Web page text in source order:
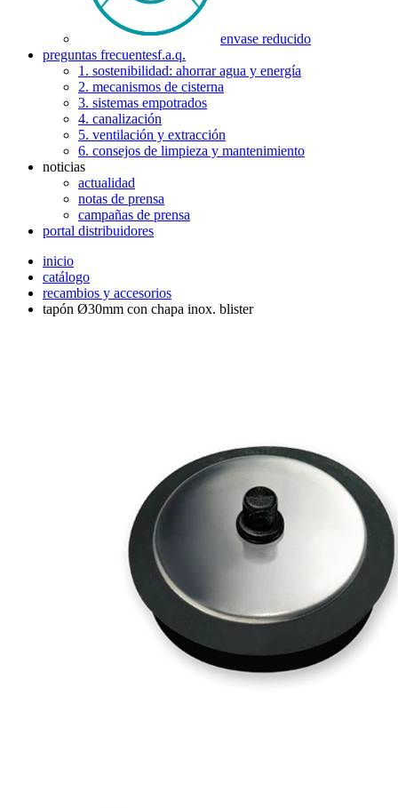
envase reducido
preguntas frecuentesf.a.q.
1. sostenibilidad: ahorrar agua y energía
2. mecanismos de cisterna
3. sistemas empotrados
4. canalización
5. ventilación y extracción
6. consejos de limpieza y mantenimiento
noticias
actualidad
notas de prensa
campañas de prensa
portal distribuidores
inicio
catálogo
recambios y accesorios
tapón Ø30mm con chapa inox. blister